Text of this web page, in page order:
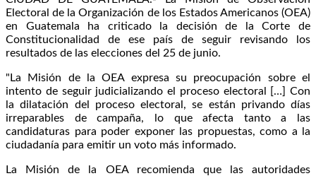
Electoral de la Organización de los Estados Americanos (OEA)
en Guatemala ha criticado la decisión de la Corte de
Constitucionalidad de ese país de seguir revisando los
resultados de las elecciones del 25 de junio.
"La Misión de la OEA expresa su preocupación sobre el
intento de seguir judicializando el proceso electoral […] Con
la dilatación del proceso electoral, se están privando días
irreparables de campaña, lo que afecta tanto a las
candidaturas para poder exponer las propuestas, como a la
ciudadanía para emitir un voto más informado.
La Misión de la OEA recomienda que las autoridades